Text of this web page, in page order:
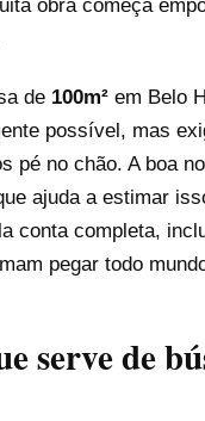
obra começa
de 100m² em Belo
possível, mas
pé no chão. A boa
ajuda a estimar
conta completa,
pegar todo
serve de